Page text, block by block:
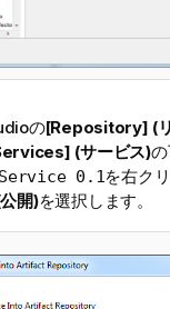
の[Repository] (
(サービス)
0.1を右ク
開)を選択します。